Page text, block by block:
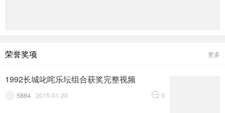
更多
荣誉奖项
1992长城叱咤乐坛组合获奖完整视频
0
5884 2015-01-20